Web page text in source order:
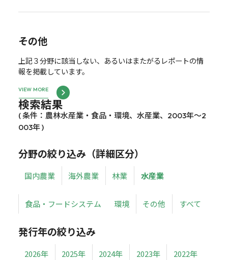
その他
上記３分野に該当しない、あるいはまたがるレポートの情
報を掲載しています。
VIEW MORE
検索結果
( 条件：農林水産業・食品・環境、水産業、2003年～2
003年 )
分野の絞り込み（詳細区分）
国内農業 海外農業 林業 水産業
食品・フードシステム 環境 その他 すべて
発行年の絞り込み
2026年 2025年 2024年 2023年 2022年